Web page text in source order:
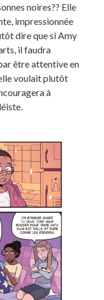
noires?? Elle
impressionnée
dire que si Amy
il faudra
être attentive en
voulait plutôt
à